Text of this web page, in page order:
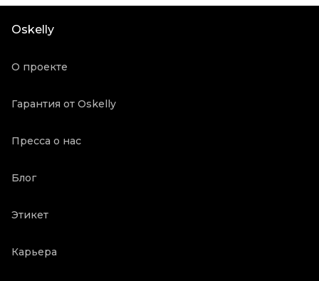
Oskelly
О проекте
Гарантия от Oskelly
Пресса о нас
Блог
Этикет
Карьера